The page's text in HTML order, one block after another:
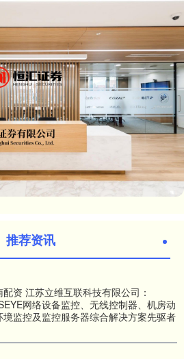
推荐资讯
配资 江苏立维互联科技有限公司：
网络设备监控、无线控制器、机房动
境监控及监控服务器综合解决方案先驱者